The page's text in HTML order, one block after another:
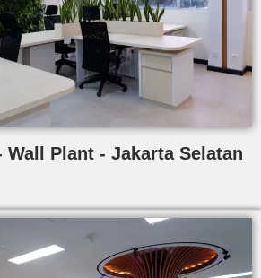
Plant - Jakarta Selatan